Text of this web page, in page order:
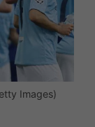
Images)